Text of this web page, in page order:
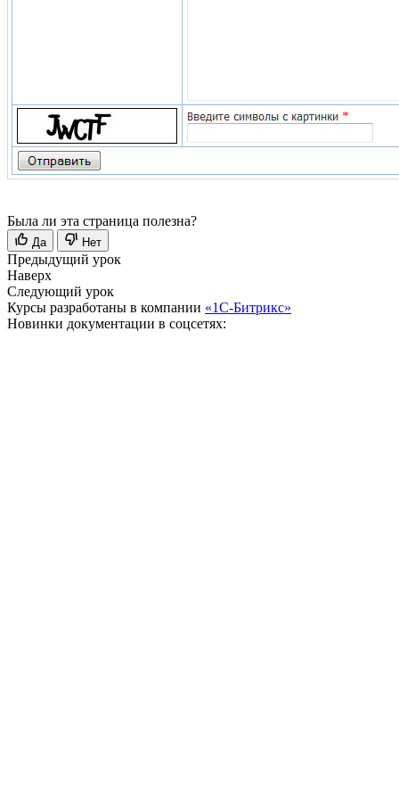
Была ли эта страница полезна?
Да Нет
Предыдущий урок
Наверх
Следующий урок
Курсы разработаны в компании «1С-Битрикс»
Новинки документации в соцсетях: